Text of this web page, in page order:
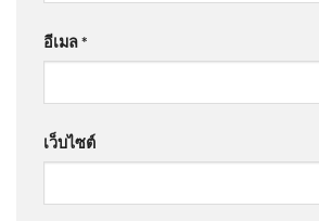
อีเมล*
เว็บไซต์